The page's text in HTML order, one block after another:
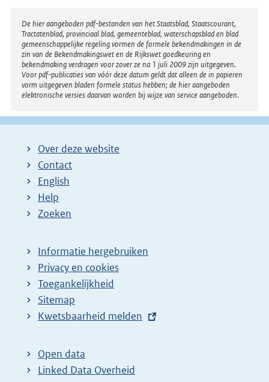
Disclaimer
De hier aangeboden pdf-bestanden van het Staatsblad, Staatscourant,
Tractatenblad, provinciaal blad, gemeenteblad, waterschapsblad en blad
gemeenschappelijke regeling vormen de formele bekendmakingen in de
zin van de Bekendmakingswet en de Rijkswet goedkeuring en
bekendmaking verdragen voor zover ze na 1 juli 2009 zijn uitgegeven.
Voor pdf-publicaties van vóór deze datum geldt dat alleen de in papieren
vorm uitgegeven bladen formele status hebben; de hier aangeboden
elektronische versies daarvan worden bij wijze van service aangeboden.
Over deze website
Contact
English
Help
Zoeken
Informatie hergebruiken
Privacy en cookies
Toegankelijkheid
Sitemap
E
t
e
Kwetsbaarheid melden
Open data
Linked Data Overheid